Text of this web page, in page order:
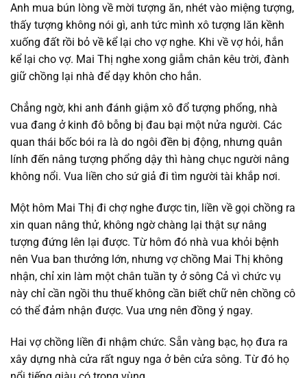
Anh mua bún lòng về mời tượng ăn, nhét vào miệng tượng,
thấy tượng không nói gì, anh tức mình xô tượng lăn kềnh
xuống đất rồi bỏ về kể lại cho vợ nghe. Khi về vợ hỏi, hắn
kể lại cho vợ. Mai Thị nghe xong giẫm chân kêu trời, đành
giữ chồng lại nhà để dạy khôn cho hắn.
Chẳng ngờ, khi anh đánh giậm xô đổ tượng phổng, nhà
vua đang ở kinh đô bỗng bị đau bại một nửa người. Các
quan thái bốc bói ra là do ngôi đền bị động, nhưng quân
lính đến nâng tượng phổng dậy thì hàng chục người nâng
không nổi. Vua liền cho sứ giả đi tìm người tài khắp nơi.
Một hôm Mai Thị đi chợ nghe được tin, liền về gọi chồng ra
xin quan nâng thử, không ngờ chàng lại thật sự nâng
tượng đứng lên lại được. Từ hôm đó nhà vua khỏi bệnh
nên Vua ban thưởng lớn, nhưng vợ chồng Mai Thị không
nhận, chỉ xin làm một chân tuần ty ở sông Cả vì chức vụ
này chỉ cần ngồi thu thuế không cần biết chữ nên chồng cô
có thể đảm nhận được. Vua ưng nên đồng ý ngay.
Hai vợ chồng liền đi nhậm chức. Sẵn vàng bạc, họ đưa ra
xây dựng nhà cửa rất nguy nga ở bên cửa sông. Từ đó họ